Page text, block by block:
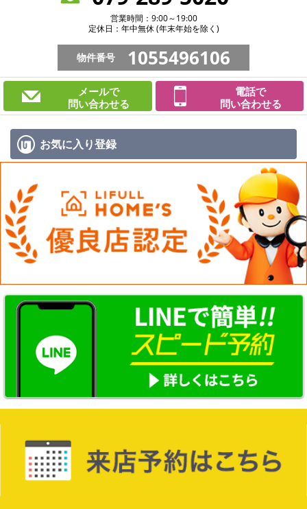
営業時間：9:00～19:00
定休日：年中無休 (年末年始を除く)
物件番号 1055496106
メールで
問い合わせる
電話で
問い合わせる
お気に入り登録